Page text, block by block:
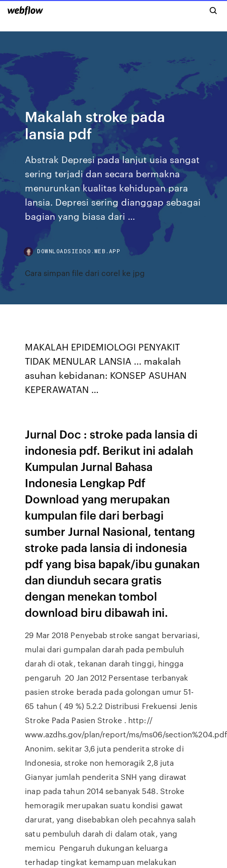
Makalah stroke pada
lansia pdf
Abstrak Depresi pada lanjut usia sangat
sering terjadi dan secara bermakna
menurunkan kualitas kehidupan para
lansia. Depresi sering dianggap sebagai
bagian yang biasa dari …
DOWNLOADSIEDQO.WEB.APP
Cara simpan file dari corel ke jpg
MAKALAH EPIDEMIOLOGI PENYAKIT
TIDAK MENULAR LANSIA ... makalah
asuhan kebidanan: KONSEP ASUHAN
KEPERAWATAN …
Jurnal Doc : stroke pada lansia di
indonesia pdf. Berikut ini adalah
Kumpulan Jurnal Bahasa
Indonesia Lengkap Pdf
Download yang merupakan
kumpulan file dari berbagi
sumber Jurnal Nasional, tentang
stroke pada lansia di indonesia
pdf yang bisa bapak/ibu gunakan
dan diunduh secara gratis
dengan menekan tombol
download biru dibawah ini.
29 Mar 2018 Penyebab stroke sangat bervariasi,
mulai dari gumpalan darah pada pembuluh
darah di otak, tekanan darah tinggi, hingga
pengaruh 20 Jan 2012 Persentase terbanyak
pasien stroke berada pada golongan umur 51-
65 tahun ( 49 %) 5.2.2 Distribusi Frekuensi Jenis
Stroke Pada Pasien Stroke . http://
www.azdhs.gov/plan/report/ms/ms06/
Anonim. sekitar 3,6 juta penderita stroke di
Indonesia, stroke non hemoragik 2,8 juta
Gianyar jumlah penderita SNH yang dirawat
inap pada tahun 2014 sebanyak 548. Stroke
hemoragik merupakan suatu kondisi gawat
darurat, yang disebabkan oleh pecahnya salah
satu pembuluh darah di dalam otak, yang
memicu Pengaruh dukungan keluarga
terhadap tingkat kemampuan melakukan